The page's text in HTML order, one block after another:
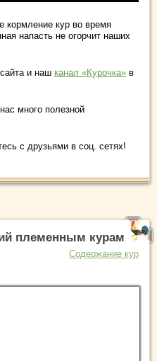
кормление кур во время
напасть не огорчит наших
и наш канал «Курочка» в
много полезной
с друзьями в соц. сетях!
племенным курам
Содержание кур